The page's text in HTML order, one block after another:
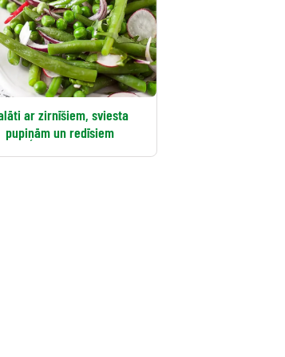
ar zirnīšiem, sviesta
pupiņām un redīsiem